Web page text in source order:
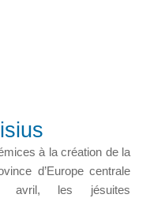
à la création de la
d’Europe centrale
avril, les jésuites